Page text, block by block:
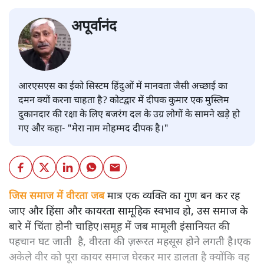
अपूर्वानंद
आरएसएस का ईको सिस्टम हिंदुओं में मानवता जैसी अच्छाई का
दमन क्यों करना चाहता है? कोटद्वार में दीपक कुमार एक मुस्लिम
दुकानदार की रक्षा के लिए बजरंग दल के उग्र लोगों के सामने खड़े हो
गए और कहा- "मेरा नाम मोहम्मद दीपक है।"
जिस समाज में वीरता जबमात्र एक व्यक्ति का गुण बन कर रह
जाए और हिंसा और कायरता सामूहिक स्वभाव हो, उस समाज के
बारे में चिंता होनी चाहिए।समूह में जब मामूली इंसानियत की
पहचान घट जाती है, वीरता की ज़रूरत महसूस होने लगती है।एक
अकेले वीर को पूरा कायर समाज घेरकर मार डालता है क्योंकि वह